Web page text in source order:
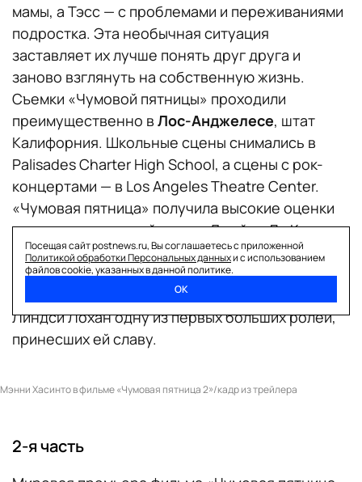
мамы, а Тэсс — с проблемами и переживаниями
подростка. Эта необычная ситуация
заставляет их лучше понять друг друга и
заново взглянуть на собственную жизнь.
Съемки «Чумовой пятницы» проходили
преимущественно в Лос-Анджелесе, штат
Калифорния. Школьные сцены снимались в
Palisades Charter High School, а сцены с рок-
концертами — в Los Angeles Theatre Center.
«Чумовая пятница» получила высокие оценки
критиков и зрителей, а игра Джейми Ли Кертис
была отмечена номинацией наЗолотой
глобус. Фильм стал успешным ремейком
оригинальной картины 1976 года и подарил
Линдси Лохан одну из первых больших ролей,
принесших ей славу.
Мэнни Хасинто в фильме «Чумовая пятница 2»/кадр из трейлера
2-я часть
Посещая сайт postnews.ru, Вы соглашаетесь с приложенной
Политикой обработки Персональных данныхи с использованием
файлов cookie, указанных в данной политике.
ОК